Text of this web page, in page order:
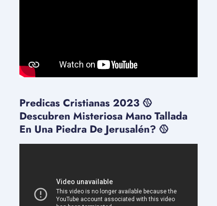
Predicas Cristianas 2023 🥎
Descubren Misteriosa Mano Tallada
En Una Piedra De Jerusalén? 🥎